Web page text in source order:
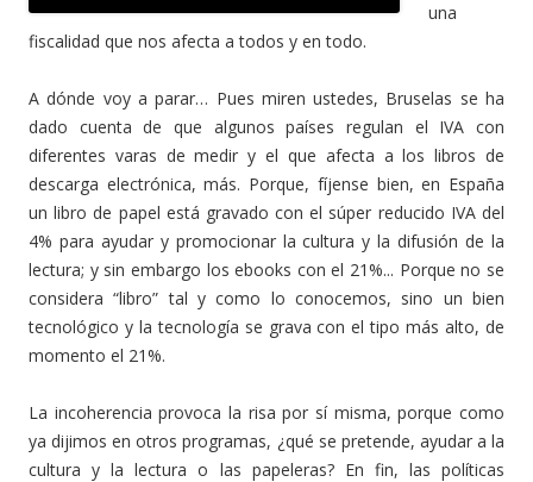
una
fiscalidad que nos afecta a todos y en todo.
A dónde voy a parar… Pues miren ustedes, Bruselas se ha
dado cuenta de que algunos países regulan el IVA con
diferentes varas de medir y el que afecta a los libros de
descarga electrónica, más. Porque, fíjense bien, en España
un libro de papel está gravado con el súper reducido IVA del
4% para ayudar y promocionar la cultura y la difusión de la
lectura; y sin embargo los ebooks con el 21%... Porque no se
considera “libro” tal y como lo conocemos, sino un bien
tecnológico y la tecnología se grava con el tipo más alto, de
momento el 21%.
La incoherencia provoca la risa por sí misma, porque como
ya dijimos en otros programas, ¿qué se pretende, ayudar a la
cultura y la lectura o las papeleras? En fin, las políticas